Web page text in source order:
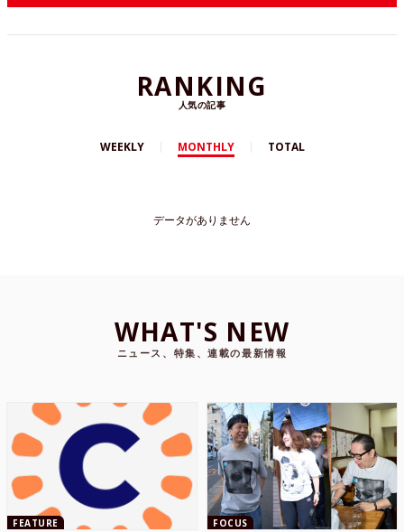
RANKING
人気の記事
WEEKLY MONTHLY TOTAL
データがありません
WHAT'S NEW
ニュース、特集、連載の最新情報
FEATURE FOCUS